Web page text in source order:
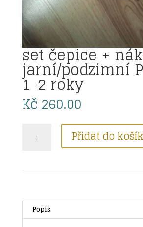
set čepice +
jarní/podzimní
1-2 roky
Kč 260.00
čepice
jarní/podzimní
2
roky
Přidat do
Popis